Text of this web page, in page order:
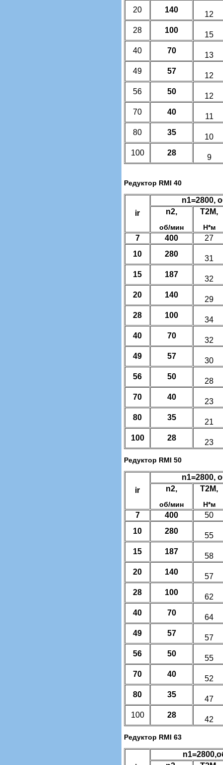
20
140
12
28
100
15
40
70
13
49
57
12
56
50
12
70
40
11
80
35
10
100
28
9
Редуктор RMI 40
ir
n1=2800,
n2,
об/мин
T2M,
Н*м
7 400
27
10
280
31
15
187
32
20
140
29
28
100
34
40
70
32
49
57
30
56
50
28
70
40
23
80
35
21
100
28
23
Редуктор RMI 50
ir
n1=2800,
n2,
об/мин
T2M,
Н*м
7 400
50
10
280
55
15
187
58
20
140
57
28
100
62
40
70
64
49
57
57
56
50
55
70
40
52
80
35
47
100
28
42
Редуктор RMI 63